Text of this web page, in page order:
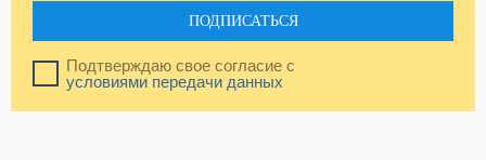
ПОДПИСАТЬСЯ
Подтверждаю свое согласие с
условиями передачи данных